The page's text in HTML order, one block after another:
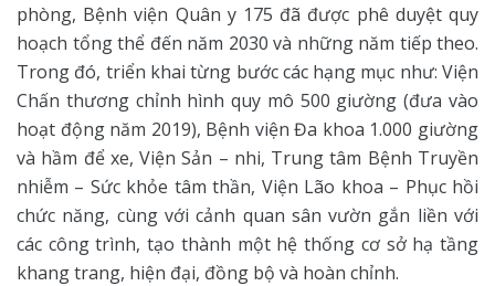
phòng, Bệnh viện Quân y 175 đã được phê duyệt quy
hoạch tổng thể đến năm 2030 và những năm tiếp theo.
Trong đó, triển khai từng bước các hạng mục như: Viện
Chấn thương chỉnh hình quy mô 500 giường (đưa vào
hoạt động năm 2019), Bệnh viện Đa khoa 1.000 giường
và hầm để xe, Viện Sản – nhi, Trung tâm Bệnh Truyền
nhiễm – Sức khỏe tâm thần, Viện Lão khoa – Phục hồi
chức năng, cùng với cảnh quan sân vườn gắn liền với
các công trình, tạo thành một hệ thống cơ sở hạ tầng
khang trang, hiện đại, đồng bộ và hoàn chỉnh.